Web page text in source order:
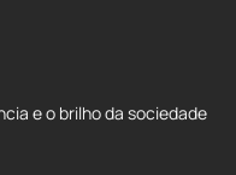
e o brilho da sociedade